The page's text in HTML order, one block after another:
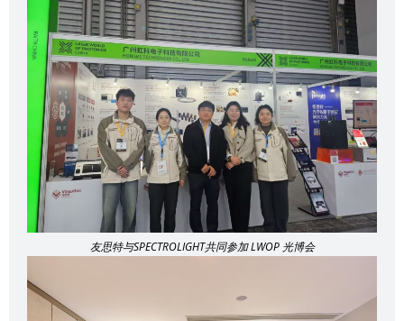
友思特与SPECTROLIGHT共同参加 LWOP 光博会